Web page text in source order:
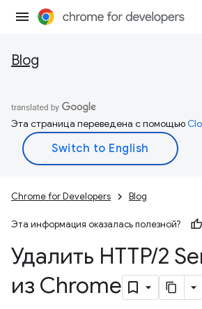
Blog
Эта страница переведена с помощью
Chrome for Developers Blog
Эта информация оказалась полезной?
Удалить HTTP/2
из Chrome